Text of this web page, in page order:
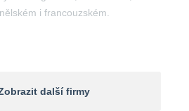
i francouzském.
další firmy